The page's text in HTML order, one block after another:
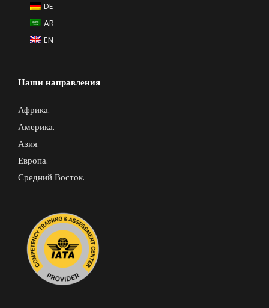
DE
AR
EN
Наши направления
Африка.
Америка.
Азия.
Европа.
Средний Восток.